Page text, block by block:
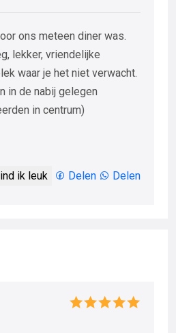
ons meteen diner was.
lekker, vriendelijke
waar je het niet verwacht.
in de nabij gelegen
in centrum)
ik leuk Delen Delen